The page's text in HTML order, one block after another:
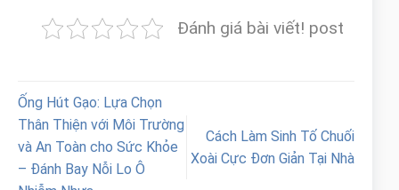
Đánh giá bài viết! post
Ống Hút Gạo: Lựa Chọn
Thân Thiện với Môi Trường
và An Toàn cho Sức Khỏe
– Đánh Bay Nỗi Lo Ô
Cách Làm Sinh Tố Chuối
Xoài Cực Đơn Giản Tại Nhà